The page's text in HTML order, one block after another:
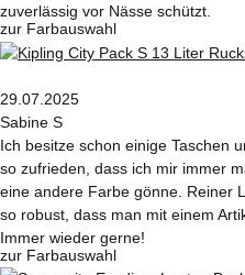
zuverlässig vor Nässe schützt.
zur Farbauswahl
29.07.2025
Sabine S
Ich besitze schon einige Taschen
so zufrieden, dass ich mir immer
eine andere Farbe gönne. Reiner
so robust, dass man mit einem
Immer wieder gerne!
zur Farbauswahl